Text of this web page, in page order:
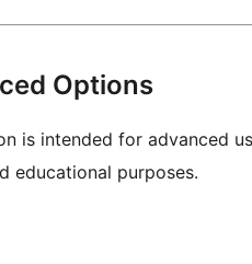
Options
is intended for advanced
educational purposes.